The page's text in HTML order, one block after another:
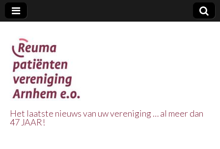
Het laatste nieuws van uw vereniging … al meer dan
47 JAAR!